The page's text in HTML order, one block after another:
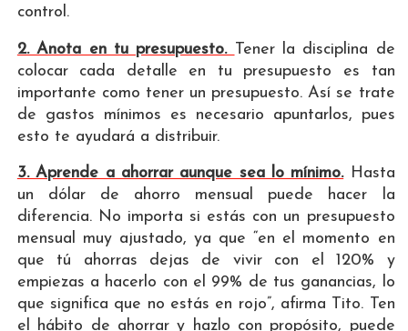
control.
2. Anota en tu presupuesto. Tener la disciplina de
colocar cada detalle en tu presupuesto es tan
importante como tener un presupuesto. Así se trate
de gastos mínimos es necesario apuntarlos, pues
esto te ayudará a distribuir.
3. Aprende a ahorrar aunque sea lo mínimo.Hasta
un dólar de ahorro mensual puede hacer la
diferencia. No importa si estás con un presupuesto
mensual muy ajustado, ya que “en el momento en
que tú ahorras dejas de vivir con el 120% y
empiezas a hacerlo con el 99% de tus ganancias, lo
que significa que no estás en rojo”, afirma Tito. Ten
el hábito de ahorrar y hazlo con propósito, puede